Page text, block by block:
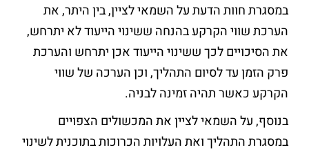
במסגרת חוות הדעת על השמאי לציין, בין היתר, את
הערכת שווי הקרקע בהנחה ששינוי הייעוד לא יתרחש,
את הסיכויים לכך ששינוי הייעוד אכן יתרחש והערכת
פרק הזמן עד לסיום התהליך, וכן הערכה של שווי
הקרקע כאשר תהיה זמינה לבניה.
בנוסף, על השמאי לציין את המכשולים הצפויים
במסגרת התהליך ואת העלויות הכרוכות בתוכנית לשינוי